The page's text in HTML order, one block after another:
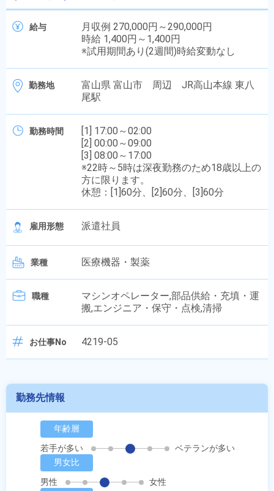
給与
月収例 270,000円～290,000円
時給 1,400円～1,400円
※試用期間あり(2週間)時給変動なし
勤務地
富山県 富山市 周辺 JR高山本線 東八
尾駅
勤務時間
[1] 17:00～02:00
[2] 00:00～09:00
[3] 08:00～17:00
※22時～5時は深夜勤務のため18歳以上の
方に限ります。
休憩：[1]60分、[2]60分、[3]60分
雇用形態 派遣社員
業種 医療機器・製薬
職種
マシンオペレーター,部品供給・充填・運
搬,エンジニア・保守・点検,清掃
お仕事No 4219-05
勤務先情報
年齢層
若手が多い
ベテランが多い
男女比
男性
女性